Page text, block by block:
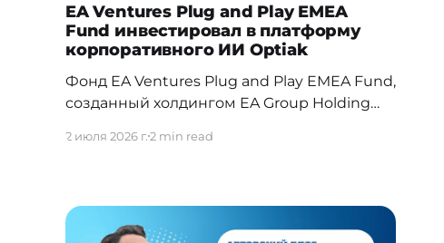
EA Ventures Plug and Play EMEA
Fund инвестировал в платформу
корпоративного ИИ Optiak
Фонд EA Ventures Plug and Play EMEA Fund,
созданный холдингом EA Group Holding
and Play, принял участие в pre-seed раунде
операционной системы для управления
корпоративными ИИ-инструментами.
2 июля 2026 г.2 min read